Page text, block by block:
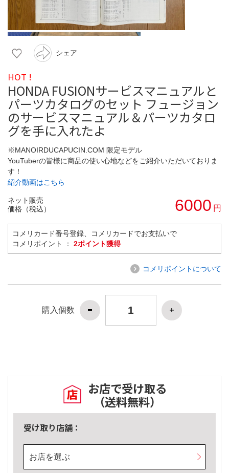
シェア
HOT !
HONDA FUSIONサービスマニュアルと
パーツカタログのセット フュージョン
のサービスマニュアル＆パーツカタロ
グを手に入れたよ
※MANOIRDUCAPUCIN.COM 限定モデル
YouTuberの皆様に商品の使い心地などをご紹介いただいておりま
す！
紹介動画はこちら
ネット販売
価格（税込）
6000 円
コメリカード番号登録、コメリカードでお支払いで
コメリポイント ： 2ポイント獲得
コメリポイントについて
購入個数
お店で受け取る
（送料無料）
受け取り店舗：
お店を選ぶ